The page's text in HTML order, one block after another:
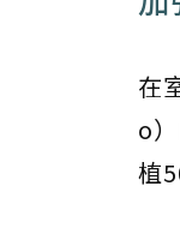
在
o
植